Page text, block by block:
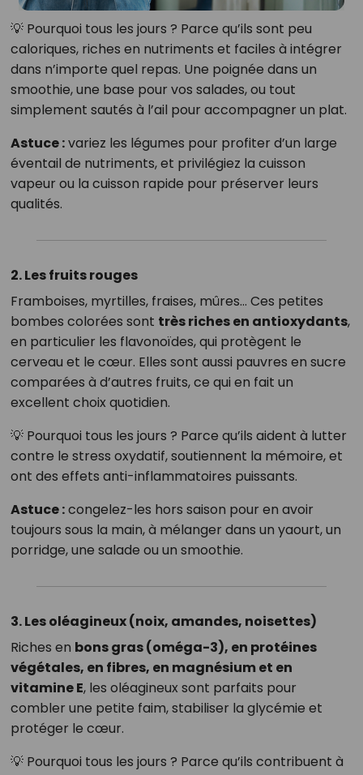
💡 Pourquoi tous les jours ? Parce qu’ils sont peu
caloriques, riches en nutriments et faciles à intégrer
dans n’importe quel repas. Une poignée dans un
smoothie, une base pour vos salades, ou tout
simplement sautés à l’ail pour accompagner un plat.
Astuce :variez les légumes pour profiter d’un large
éventail de nutriments, et privilégiez la cuisson
vapeur ou la cuisson rapide pour préserver leurs
qualités.
2. Les fruits rouges
Framboises, myrtilles, fraises, mûres… Ces petites
bombes colorées sont très riches en antioxydants,
en particulier les flavonoïdes, qui protègent le
cerveau et le cœur. Elles sont aussi pauvres en sucre
comparées à d’autres fruits, ce qui en fait un
excellent choix quotidien.
💡 Pourquoi tous les jours ? Parce qu’ils aident à lutter
contre le stress oxydatif, soutiennent la mémoire, et
ont des effets anti-inflammatoires puissants.
Astuce :congelez-les hors saison pour en avoir
toujours sous la main, à mélanger dans un yaourt, un
porridge, une salade ou un smoothie.
3. Les oléagineux (noix, amandes, noisettes)
Riches en bons gras (oméga-3), en protéines
végétales, en fibres, en magnésium et en
vitamine E, les oléagineux sont parfaits pour
combler une petite faim, stabiliser la glycémie et
protéger le cœur.
💡 Pourquoi tous les jours ? Parce qu’ils contribuent à